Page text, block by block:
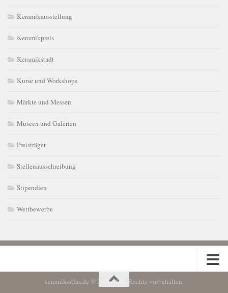
Keramikausstellung
Keramikpreis
Keramikstadt
Kurse und Workshops
Märkte und Messen
Museen und Galerien
Preisträger
Stellenausschreibung
Stipendien
Wettbewerbe
keramik-atlas.de © 2026. Alle Rechte vorbehalten.